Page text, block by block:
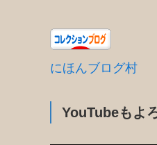
にほんブログ村
YouTubeもよ